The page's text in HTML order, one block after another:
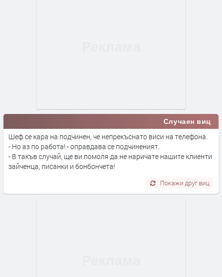
Случаен виц
Шеф се кара на подчинен, че непрекъснато виси на телефона.
- Но аз по работа! - оправдава се подчиненият.
- В такъв случай, ще ви помоля да не наричате нашите клиенти
зайченца, писанки и бонбончета!
Покажи друг виц